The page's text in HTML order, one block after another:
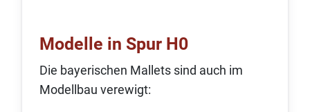
Modelle in Spur H0
Die bayerischen Mallets sind auch im
Modellbau verewigt: